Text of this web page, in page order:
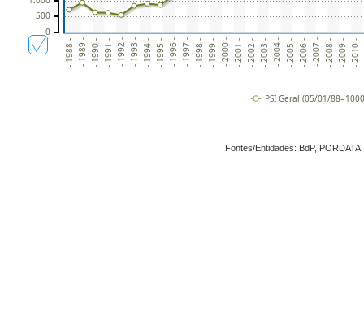
- 1988 - - 1989 - - 1990 - - 1991 - - 1992 - - 1993 - - 1994 - - 1995 - - 1996 - - 1997 - - 1998 - - 1999 - - 2000 - - 2001 - - 2002 - - 2003 - - 2004 - - 2005 - - 2006 - - 2007 - - 2008 - - 2009 - - 2010 -
0
500
PSI Geral (05/01/
Fontes/Entidades: BdP, PORDATA